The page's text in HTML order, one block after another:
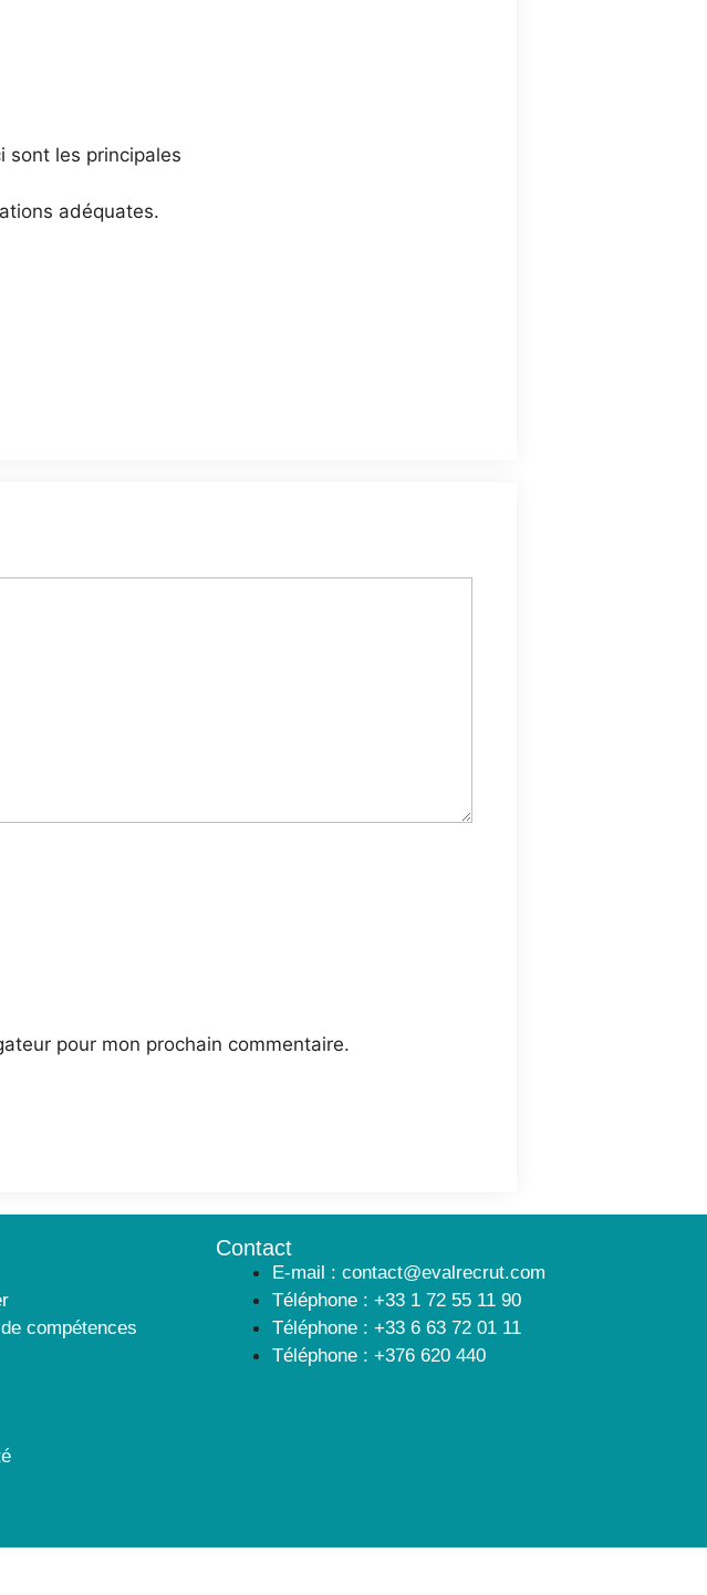
sont les principales
adéquates.
pour mon prochain commentaire.
compétences
Contact
E-mail : contact@evalrecrut.com
Téléphone : +33 1 72 55 11 90
Téléphone : +33 6 63 72 01 11
Téléphone : +376 620 440